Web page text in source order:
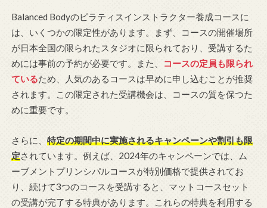
Balanced Bodyのピラティスインストラクター養成コースに
は、いくつかの限定性があります。まず、コースの開催場所
が日本全国の限られたスタジオに限られており、受講するた
めには事前の予約が必要です。また、
コースの定員も限られ
ているため、人気のあるコースは早めに申し込むことが推奨
されます。この限定された受講機会は、コースの質を保つた
めに重要です。
さらに、 特定の期間中に実施されるキャンペーンや割引も限
定されています。例えば、2024年のキャンペーンでは、ム
ーブメントプリンシパルコースが特別価格で提供されてお
り、続けて3つのコースを受講すると、マットコースセット
の受講が完了する特典があります。これらの特典を利用する